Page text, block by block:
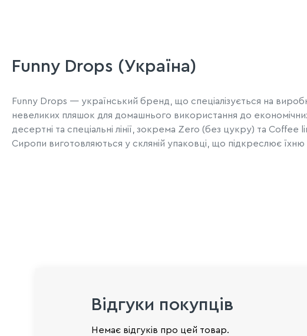
Funny Drops (Україна)
Funny Drops — український бренд, що спеціалізується на
невеликих пляшок для домашнього використання до
десертні та спеціальні лінії, зокрема Zero (без цукру) та Coffee
Сиропи виготовляються у скляній упаковці, що підкреслює їхню
Відгуки покупців
Немає відгуків про цей товар.